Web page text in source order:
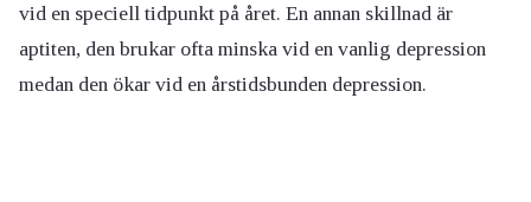
vid en speciell tidpunkt på året. En annan skillnad är
aptiten, den brukar ofta minska vid en vanlig depression
medan den ökar vid en årstidsbunden depression.